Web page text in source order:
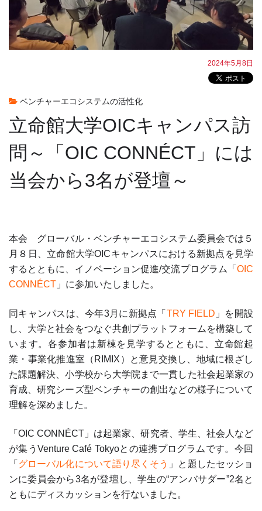
2024年5月8日
ベンチャーエコシステムの活性化
立命館大学OICキャンパス訪
問～「OIC CONNÉCT」には
当会から3名が登壇～
本会 グローバル・ベンチャーエコシステム委員会では５
月８日、立命館大学OICキャンパスにおける新拠点を見学
するとともに、イノベーション促進/交流プログラム「 OIC
CONNÉCT 」に参加いたしました。
同キャンパスは、今年3月に新拠点「 TRY FIELD 」を開設
し、大学と社会をつなぐ共創プラットフォームを構築して
います。各参加者は新棟を見学するとともに、立命館起
業・事業化推進室（RIMIX）と意見交換し、地域に根ざし
た課題解決、小学校から大学院まで一貫した社会起業家の
育成、研究シーズ型ベンチャーの創出などの様子について
理解を深めました。
「OIC CONNÉCT」は起業家、研究者、学生、社会人など
が集うVenture Café Tokyoとの連携プログラムです。今回
「 グローバル化について語り尽くそう 」と題したセッショ
ンに委員会から3名が登壇し、学生の“アンバサダー”2名と
ともにディスカッションを行ないました。